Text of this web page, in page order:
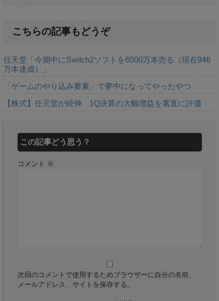
こちらの記事もどうぞ
任天堂「今期中にSwitch2ソフトを6000万本売る（現在946
万本達成）」
「ゲームのやり込み要素」で夢中になってやったやつ
【株式】任天堂が続伸 1Q決算の大幅増益を素直に評価
この記事どう思う？
コメント ※
次回のコメントで使用するためブラウザーに自分の名前、
メールアドレス、サイトを保存する。